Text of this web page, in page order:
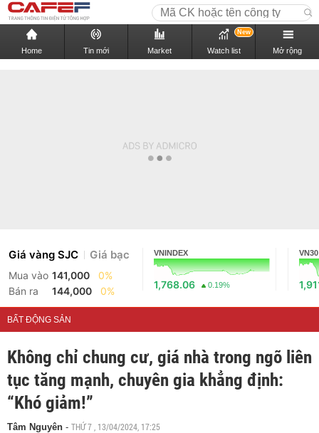
Home Tin mới Market Watch list
New
Mở rộng
Giá vàng SJC Giá bạc
Mua vào 141,000
0%
Bán ra
144,000 0%
VNINDEX
1,768.06 0.19%
VN30
BẤT ĐỘNG SẢN
Không chỉ chung cư, giá nhà trong ngõ liên
tục tăng mạnh, chuyên gia khẳng định:
“Khó giảm!”
Tâm Nguyên - THỨ 7 , 13/04/2024, 17:25